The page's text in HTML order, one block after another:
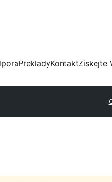
PřekladyKontaktZískejte